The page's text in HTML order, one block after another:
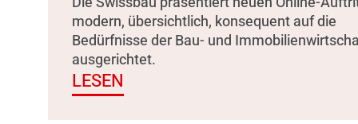
modern, übersichtlich, konsequent auf die
Bedürfnisse der Bau- und
ausgerichtet.
LESEN